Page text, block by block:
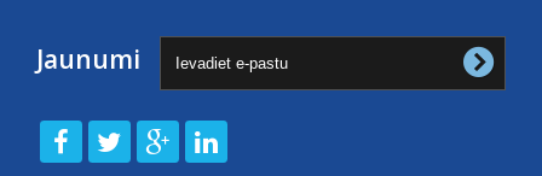
Jaunumi